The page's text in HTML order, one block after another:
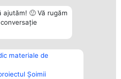
🙂 Vă rugăm
materiale de
Șoimii
Tuturor
Contact